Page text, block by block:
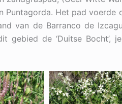
Puntagorda. Het pad voerde
van de Barranco de
gebied de ‘Duitse Bocht’,